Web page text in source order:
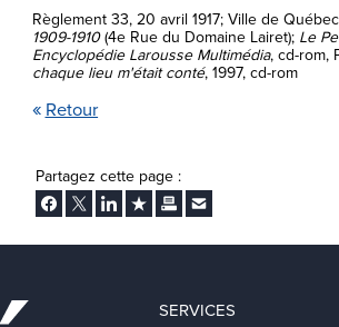
Retour
Partagez cette page :
Facebook
TwitterLinkedInAjouter aux favoris
ImprimerEnvoyer Ã un ami
SERVICES